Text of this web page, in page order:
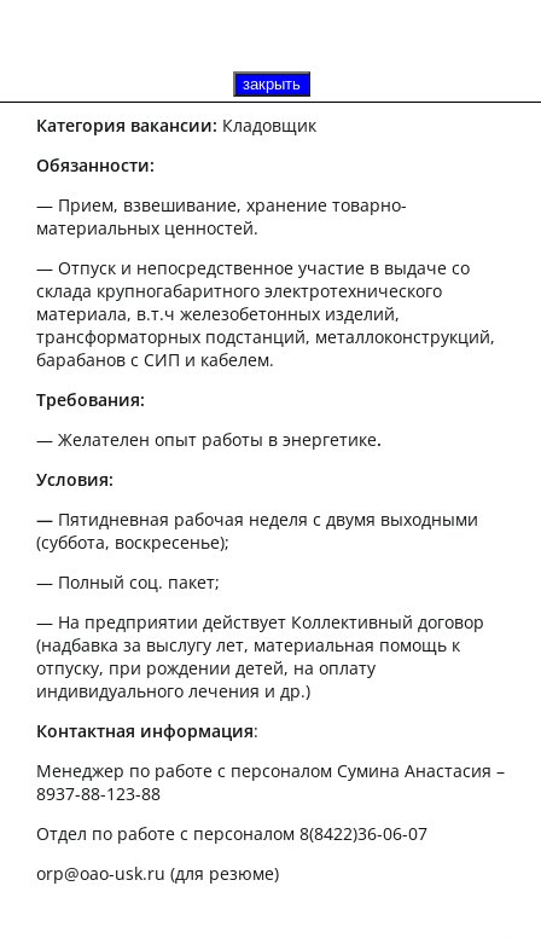
от 1 года
Категория вакансии: Кладовщик
Обязанности:
— Прием, взвешивание, хранение товарно-
материальных ценностей.
— Отпуск и непосредственное участие в выдаче со
склада крупногабаритного электротехнического
материала, в.т.ч железобетонных изделий,
трансформаторных подстанций, металлоконструкций,
барабанов с СИП и кабелем.
Требования:
— Желателен опыт работы в энергетике.
Условия:
— Пятидневная рабочая неделя с двумя выходными
(суббота, воскресенье);
— Полный соц. пакет;
— На предприятии действует Коллективный договор
(надбавка за выслугу лет, материальная помощь к
отпуску, при рождении детей, на оплату
индивидуального лечения и др.)
Контактная информация:
Менеджер по работе с персоналом Сумина Анастасия –
8937-88-123-88
Отдел по работе с персоналом 8(8422)36-06-07
orp@oao-usk.ru (для резюме)
закрыть
закрыть